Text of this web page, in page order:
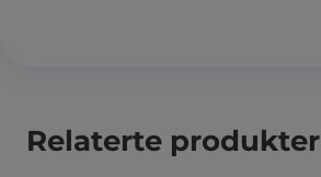
Relaterte produkter